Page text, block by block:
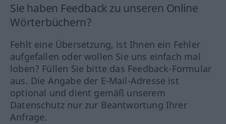
Sie haben Feedback zu unseren Online
Wörterbüchern?
Fehlt eine Übersetzung, ist Ihnen ein Fehler
aufgefallen oder wollen Sie uns einfach mal
loben? Füllen Sie bitte das Feedback-Formular
aus. Die Angabe der E-Mail-Adresse ist
optional und dient gemäß unserem
Datenschutz nur zur Beantwortung Ihrer
Anfrage.